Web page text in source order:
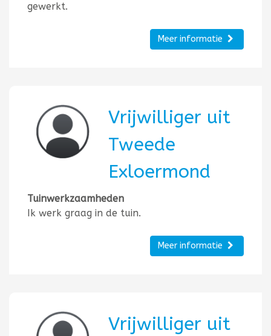
gewerkt.
Meer informatie
Vrijwilliger uit
Tweede
Exloermond
Tuinwerkzaamheden
Ik werk graag in de tuin.
Meer informatie
Vrijwilliger uit